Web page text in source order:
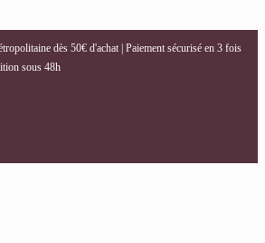
dès 50€ d'achat | Paiement sécurisé en 3 fois
sous 48h